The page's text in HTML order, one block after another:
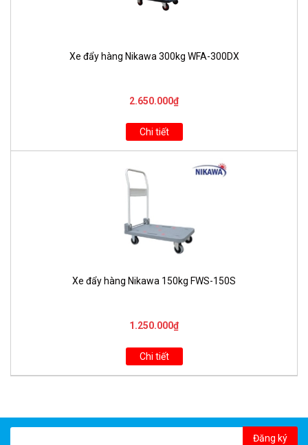
Xe đẩy hàng Nikawa 300kg WFA-300DX
2.650.000₫
Chi tiết
Xe đẩy hàng Nikawa 150kg FWS-150S
1.250.000₫
Chi tiết
Đăng ký